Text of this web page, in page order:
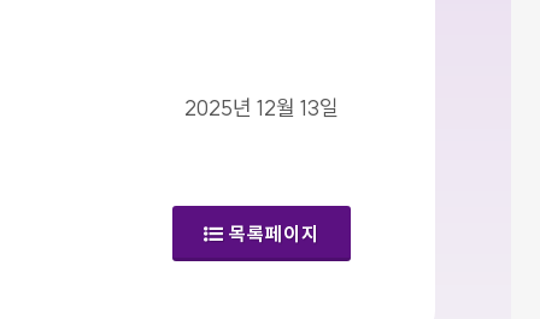
2025년 12월 13일
목록페이지